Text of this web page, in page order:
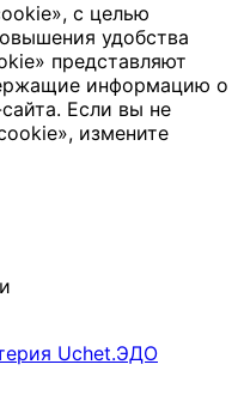
с целью
удобства
представляют
информацию о
Если вы не
измените
Uchet.ЭДО